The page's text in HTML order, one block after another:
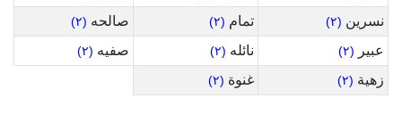
نسرين (٢) تمام (٢) صالحه (٢)
عبير (٢) نائله (٢) صفيه (٢)
زهية (٢) غنوة (٢)